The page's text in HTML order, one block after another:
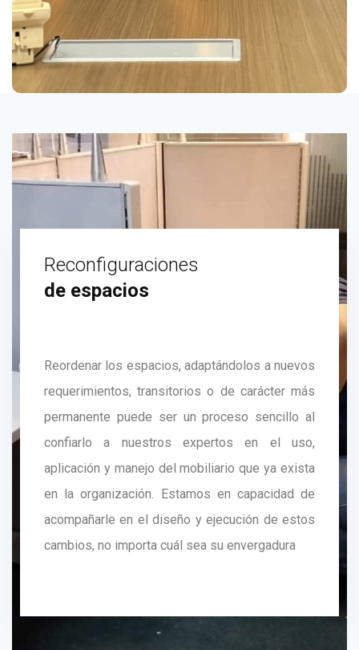
00:59
Reconfiguraciones
de espacios
Reordenar los espacios, adaptándolos a nuevos
requerimientos, transitorios o de carácter más
permanente puede ser un proceso sencillo al
confiarlo a nuestros expertos en el uso,
aplicación y manejo del mobiliario que ya exista
en la organización. Estamos en capacidad de
acompañarle en el diseño y ejecución de estos
cambios, no importa cuál sea su envergadura